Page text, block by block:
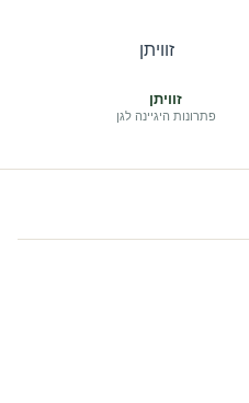
זוויתן
פתרונות היגיינה לגן